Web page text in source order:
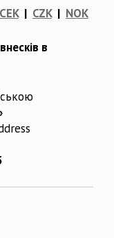
CEK| CZK| NOK
в